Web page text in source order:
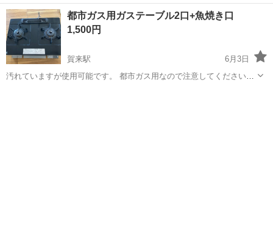
中★ワンルーム寮完備！赴任旅費会社負担！マイカー通勤OK！無料駐
車場あり！正社員登用あり！《熊本県菊池郡大津町》 人気の工場のお
仕事 ◇半導体製造装置の組立...
熊本 その他
都市ガス用ガステーブル2口+魚焼き口
1,500円
賀来駅
6月3日
汚れていますが使用可能です。 都市ガス用なので注意してください。